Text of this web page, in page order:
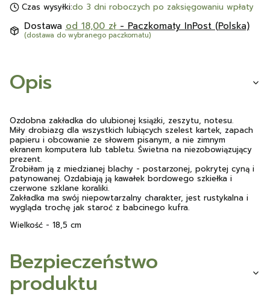
Czas wysyłki:do 3 dni roboczych po zaksięgowaniu wpłaty
Dostawa od 18,00 zł - Paczkomaty InPost (Polska)
(dostawa do wybranego paczkomatu)
Opis
Ozdobna zakładka do ulubionej książki, zeszytu, notesu.
Miły drobiazg dla wszystkich lubiących szelest kartek, zapach
papieru i obcowanie ze słowem pisanym, a nie zimnym
ekranem komputera lub tabletu. Świetna na niezobowiązujący
prezent.
Zrobiłam ją z miedzianej blachy - postarzonej, pokrytej cyną i
patynowanej. Ozdabiają ją kawałek bordowego szkiełka i
czerwone szklane koraliki.
Zakładka ma swój niepowtarzalny charakter, jest rustykalna i
wygląda trochę jak staroć z babcinego kufra.
Wielkość - 18,5 cm
Bezpieczeństwo
produktu